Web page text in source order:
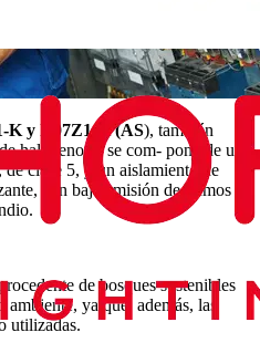
K y H07Z1-K (AS), también
halógenos”, se com- pone de un
clase 5, y un aislamiento de
con baja emisión de humos y
de bosques sostenibles
ya que, además, las
utilizadas.